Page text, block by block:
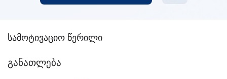
სამოტივაციო წერილი
განათლება